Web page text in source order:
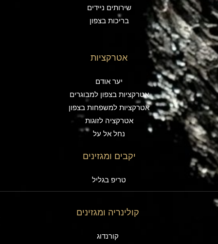
שירותים ניידים
בריכות בצפון
אטרקציות
יער אודם
אטרקציות בצפון למבוגרים
אטרקציות למשפחות בצפון
אטרקציה לזוגות
נחל אל על
יקבים ומגזינים
טריפ בגליל
קולינריה ומגזינים
קורנדוג